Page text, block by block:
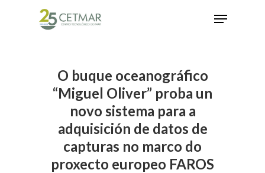
Hit enter to search or ESC to close
O buque oceanográfico
“Miguel Oliver” proba un
novo sistema para a
adquisición de datos de
capturas no marco do
proxecto europeo FAROS